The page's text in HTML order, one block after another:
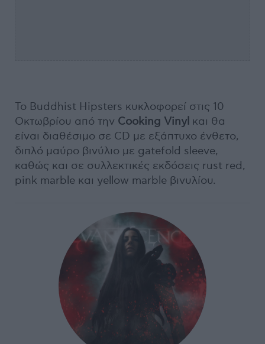
Το Buddhist Hipsters κυκλοφορεί στις 10
Οκτωβρίου από την Cooking Vinyl και θα
είναι διαθέσιμο σε CD με εξάπτυχο ένθετο,
διπλό μαύρο βινύλιο με gatefold sleeve,
καθώς και σε συλλεκτικές εκδόσεις rust red,
pink marble και yellow marble βινυλίου.